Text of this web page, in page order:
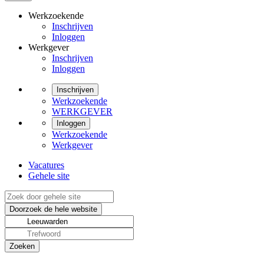
Werkzoekende
Inschrijven
Inloggen
Werkgever
Inschrijven
Inloggen
Inschrijven
Werkzoekende
WERKGEVER
Inloggen
Werkzoekende
Werkgever
Vacatures
Gehele site